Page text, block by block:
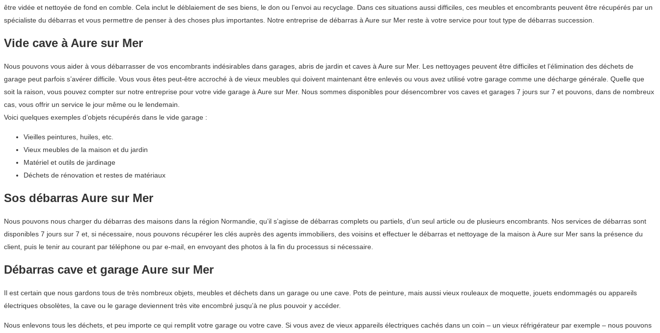
être vidée et nettoyée de fond en comble. Cela inclut le déblaiement de ses biens, le don ou l’envoi au recyclage. Dans ces situations aussi difficiles, ces meubles et encombrants peuvent être récupérés par un
spécialiste du débarras et vous permettre de penser à des choses plus importantes. Notre entreprise de débarras à Aure sur Mer reste à votre service pour tout type de débarras succession.
Vide cave à Aure sur Mer
Nous pouvons vous aider à vous débarrasser de vos encombrants indésirables dans garages, abris de jardin et caves à Aure sur Mer. Les nettoyages peuvent être difficiles et l’élimination des déchets de
garage peut parfois s’avérer difficile. Vous vous êtes peut-être accroché à de vieux meubles qui doivent maintenant être enlevés ou vous avez utilisé votre garage comme une décharge générale. Quelle que
soit la raison, vous pouvez compter sur notre entreprise pour votre vide garage à Aure sur Mer. Nous sommes disponibles pour désencombrer vos caves et garages 7 jours sur 7 et pouvons, dans de nombreux
cas, vous offrir un service le jour même ou le lendemain.
Voici quelques exemples d’objets récupérés dans le vide garage :
Vieilles peintures, huiles, etc.
Vieux meubles de la maison et du jardin
Matériel et outils de jardinage
Déchets de rénovation et restes de matériaux
Sos débarras Aure sur Mer
Nous pouvons nous charger du débarras des maisons dans la région Normandie, qu’il s’agisse de débarras complets ou partiels, d’un seul article ou de plusieurs encombrants. Nos services de débarras sont
disponibles 7 jours sur 7 et, si nécessaire, nous pouvons récupérer les clés auprès des agents immobiliers, des voisins et effectuer le débarras et nettoyage de la maison à Aure sur Mer sans la présence du
client, puis le tenir au courant par téléphone ou par e-mail, en envoyant des photos à la fin du processus si nécessaire.
Débarras cave et garage Aure sur Mer
Il est certain que nous gardons tous de très nombreux objets, meubles et déchets dans un garage ou une cave. Pots de peinture, mais aussi vieux rouleaux de moquette, jouets endommagés ou appareils
électriques obsolètes, la cave ou le garage deviennent très vite encombré jusqu’à ne plus pouvoir y accéder.
Nous enlevons tous les déchets, et peu importe ce qui remplit votre garage ou votre cave. Si vous avez de vieux appareils électriques cachés dans un coin – un vieux réfrigérateur par exemple – nous pouvons